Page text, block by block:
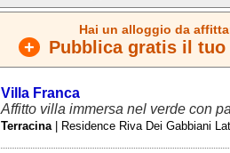
Hai un alloggio da
+ Pubblica gratis il tuo
Villa Franca
Affitto villa immersa nel verde con
Terracina | Residence Riva Dei Gabbiani